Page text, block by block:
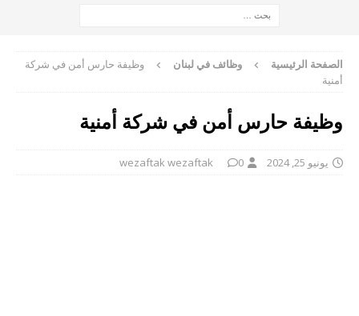
الصفحة الرئيسية وظائف في لبنان
وظيفة حارس أمن في شركة
أمنية
وظيفة حارس أمن في شركة أمنية
يونيو 25, 2024 wezaftak wezaftak 0